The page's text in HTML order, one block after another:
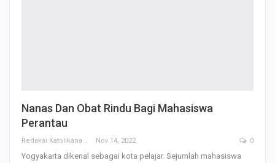
Nanas Dan Obat Rindu Bagi Mahasiswa
Perantau
Redaksi Katolikana Nov 14, 2022 0
Yogyakarta dikenal sebagai kota pelajar. Sejumlah mahasiswa